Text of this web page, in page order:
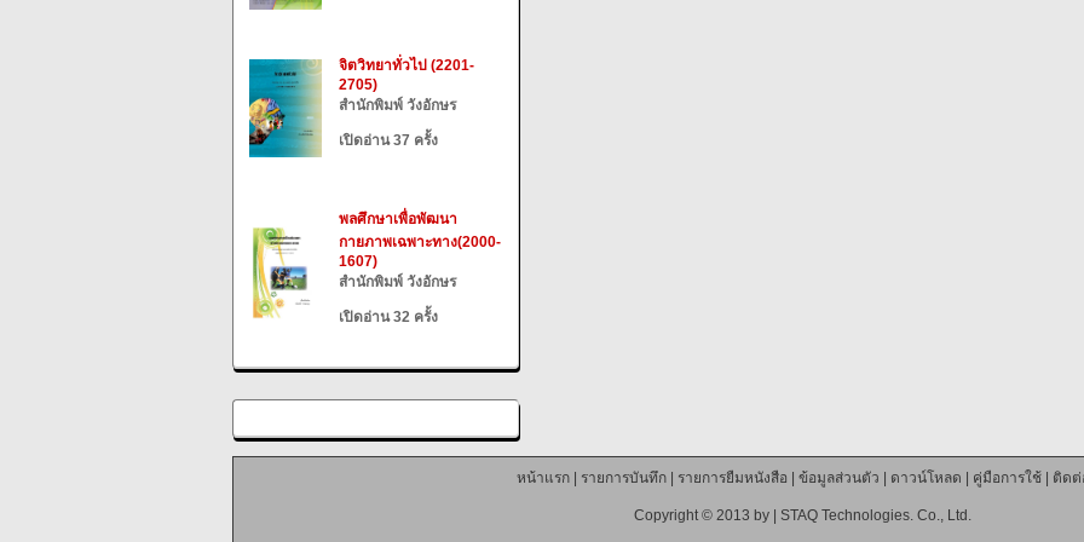
จิตวิทยาทั่วไป (2201-
2705)
สำนักพิมพ์ วังอักษร
เปิดอ่าน 37 ครั้ง
พลศึกษาเพื่อพัฒนา
กายภาพเฉพาะทาง(2000-
1607)
สำนักพิมพ์ วังอักษร
เปิดอ่าน 32 ครั้ง
หน้าแรก| รายการบันทึก| รายการยืมหนังสือ ข้อมูลส่วนตัว ดาวน์โหลด คู่มือการใช้| ติดต่
Copyright © 2013 by | STAQ Technologies. Co., Ltd.